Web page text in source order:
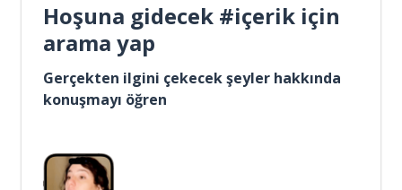
Hoşuna gidecek #içerik için
arama yap
Gerçekten ilgini çekecek şeyler hakkında
konuşmayı öğren